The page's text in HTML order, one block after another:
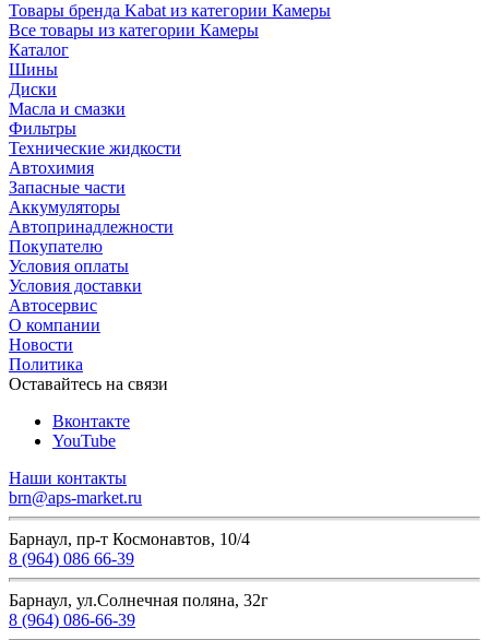
Товары бренда Kabat из категории Камеры
Все товары из категории Камеры
Каталог
Шины
Диски
Масла и смазки
Фильтры
Технические жидкости
Автохимия
Запасные части
Аккумуляторы
Автопринадлежности
Покупателю
Условия оплаты
Условия доставки
Автосервис
О компании
Новости
Политика
Оставайтесь на связи
Вконтакте
YouTube
Наши контакты
brn@aps-market.ru
Барнаул, пр-т Космонавтов, 10/4
8 (964) 086 66-39
Барнаул, ул.Солнечная поляна, 32г
8 (964) 086-66-39